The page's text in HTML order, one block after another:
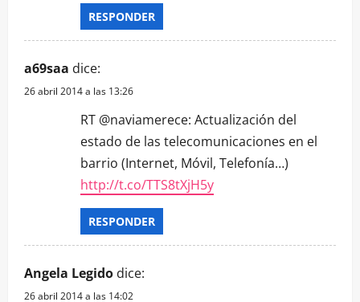
RESPONDER
a69saa dice:
26 abril 2014 a las 13:26
RT @naviamerece: Actualización del
estado de las telecomunicaciones en el
barrio (Internet, Móvil, Telefonía…)
http://t.co/TTS8tXjH5y
RESPONDER
Angela Legido dice:
26 abril 2014 a las 14:02